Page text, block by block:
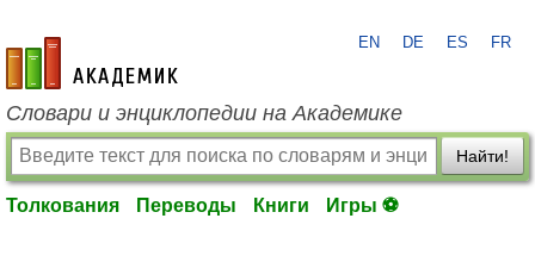
academic.ru
EN DE ES FR
Словари и энциклопедии на Академике
Найти!
Толкования Переводы Книги Игры ⚽